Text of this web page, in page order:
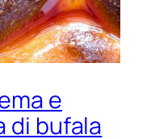
e
di bufala